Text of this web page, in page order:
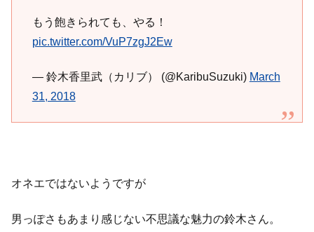
もう飽きられても、やる！
pic.twitter.com/VuP7zgJ2Ew
— 鈴木香里武（カリブ） (@KaribuSuzuki) March
31, 2018
オネエではないようですが
男っぽさもあまり感じない不思議な魅力の鈴木さん。